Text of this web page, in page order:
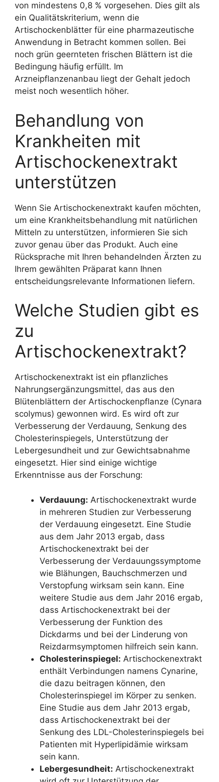
von mindestens 0,8 % vorgesehen. Dies gilt als
ein Qualitätskriterium, wenn die
Artischockenblätter für eine pharmazeutische
Anwendung in Betracht kommen sollen. Bei
noch grün geernteten frischen Blättern ist die
Bedingung häufig erfüllt. Im
Arzneipflanzenanbau liegt der Gehalt jedoch
meist noch wesentlich höher.
Behandlung von
Krankheiten mit
Artischockenextrakt
unterstützen
Wenn Sie Artischockenextrakt kaufen möchten,
um eine Krankheitsbehandlung mit natürlichen
Mitteln zu unterstützen, informieren Sie sich
zuvor genau über das Produkt. Auch eine
Rücksprache mit Ihren behandelnden Ärzten zu
Ihrem gewählten Präparat kann Ihnen
entscheidungsrelevante Informationen liefern.
Welche Studien gibt es
zu
Artischockenextrakt?
Artischockenextrakt ist ein pflanzliches
Nahrungsergänzungsmittel, das aus den
Blütenblättern der Artischockenpflanze (Cynara
scolymus) gewonnen wird. Es wird oft zur
Verbesserung der Verdauung, Senkung des
Cholesterinspiegels, Unterstützung der
Lebergesundheit und zur Gewichtsabnahme
eingesetzt. Hier sind einige wichtige
Erkenntnisse aus der Forschung:
Verdauung: Artischockenextrakt wurde
in mehreren Studien zur Verbesserung
der Verdauung eingesetzt. Eine Studie
aus dem Jahr 2013 ergab, dass
Artischockenextrakt bei der
Verbesserung der Verdauungssymptome
wie Blähungen, Bauchschmerzen und
Verstopfung wirksam sein kann. Eine
weitere Studie aus dem Jahr 2016 ergab,
dass Artischockenextrakt bei der
Verbesserung der Funktion des
Dickdarms und bei der Linderung von
Reizdarmsymptomen hilfreich sein kann.
Cholesterinspiegel: Artischockenextrakt
enthält Verbindungen namens Cynarine,
die dazu beitragen können, den
Cholesterinspiegel im Körper zu senken.
Eine Studie aus dem Jahr 2013 ergab,
dass Artischockenextrakt bei der
Senkung des LDL-Cholesterinspiegels bei
Patienten mit Hyperlipidämie wirksam
sein kann.
Lebergesundheit: Artischockenextrakt